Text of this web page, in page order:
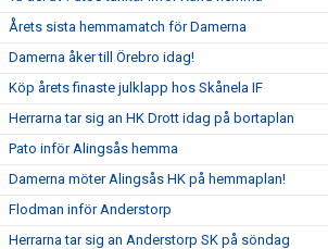
Årets sista hemmamatch för Damerna
Damerna åker till Örebro idag!
Köp årets finaste julklapp hos Skånela IF
Herrarna tar sig an HK Drott idag på bortaplan
Pato inför Alingsås hemma
Damerna möter Alingsås HK på hemmaplan!
Flodman inför Anderstorp
Herrarna tar sig an Anderstorp SK på söndag